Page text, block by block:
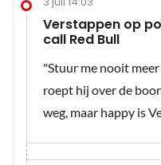
Verstappen op
call Red Bull
"Stuur me nooit
roept hij over de
weg, maar happy is